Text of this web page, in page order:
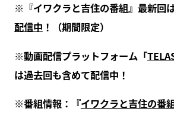
※ 『イワクラと吉住の番組』最新回は
配信中 ！（期間限定）
※動画配信プラットフォーム「
は過去回も含めて配信中！
※番組情報：『イワクラと吉住の番